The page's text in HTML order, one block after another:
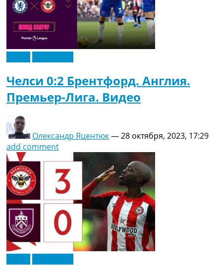
Челси 0:2 Брентфорд. Англия.
Премьер-Лига. Видео
Олександр Яцентюк—28 октября, 2023, 17:29
add comment